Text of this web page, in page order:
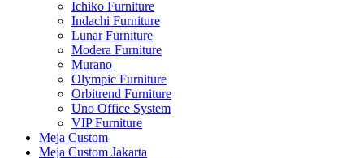
Ichiko Furniture
Indachi Furniture
Lunar Furniture
Modera Furniture
Murano
Olympic Furniture
Orbitrend Furniture
Uno Office System
VIP Furniture
Meja Custom
Meja Custom Jakarta